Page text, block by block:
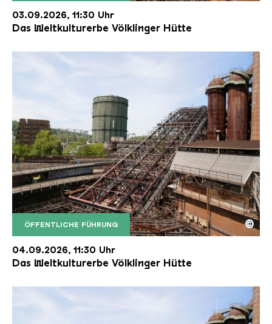
03.09.2026, 11:30 Uhr
Das Weltkulturerbe Völklinger Hütte
ÖFFENTLICHE FÜHRUNG
Der Erzschrägaufzug der Völklinger Hütte mit
Copyright: Weltkulturerbe Völklinger Hütte | Karl
©
04.09.2026, 11:30 Uhr
Das Weltkulturerbe Völklinger Hütte